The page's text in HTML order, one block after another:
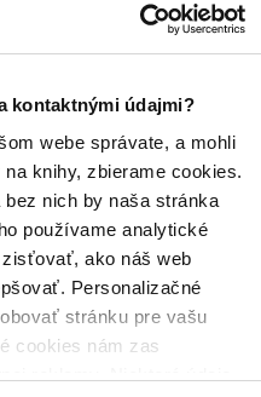
kontaktnými údajmi?
webe správate, a mohli
knihy, zbierame cookies.
nich by naša stránka
používame analytické
ako náš web
Personalizačné
stránku pre vašu
cookies nám zas